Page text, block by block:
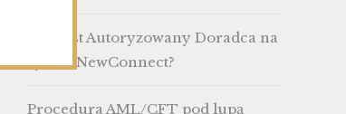
Kim jest Autoryzowany Doradca na
rynku NewConnect?
Procedura AML/CFT pod lupą